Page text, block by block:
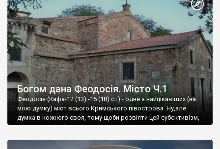
Богом дана Феодосія. Місто Ч.1
Феодосія (Кафа-12 (13) -15 (18) ст) - одне з найцікавіших (на
мою думку) міст всього Кримського півострова .Ну,але
думка в кожного своя, тому щоби розвіяти цей субєктивізм,
запрошую відвідати це